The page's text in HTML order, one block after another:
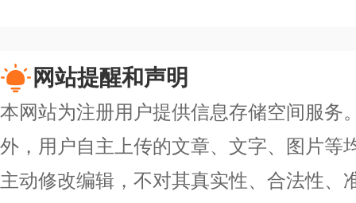
网站提醒和声明
本网站为注册用户提供信息存储空间服务
外，用户自主上传的文章、文字、图片等
主动修改编辑，不对其真实性、合法性、